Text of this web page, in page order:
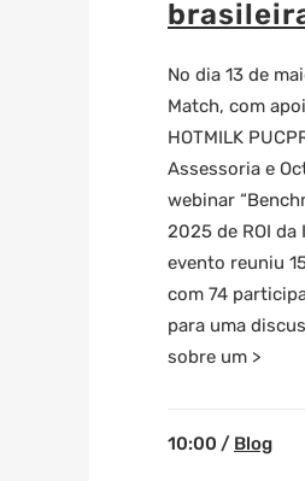
No dia 13 de
Match, com
HOTMILK
Assessoria e
webinar
2025 de ROI da
evento reuniu
com 74
para uma
sobre um >
10:00 / Blog